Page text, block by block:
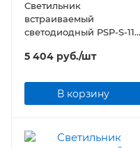
Светильник
встраиваемый
светодиодный PSP-S-112
Карданный IP40
5 404 руб./шт
В корзину